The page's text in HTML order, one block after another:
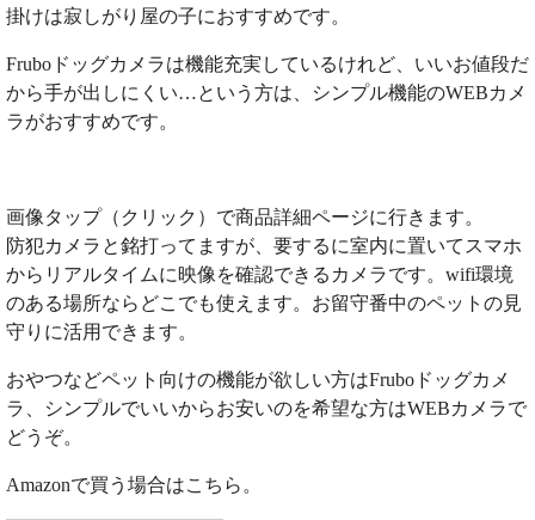
掛けは寂しがり屋の子におすすめです。
Fruboドッグカメラは機能充実しているけれど、いいお値段だ
から手が出しにくい…という方は、シンプル機能のWEBカメ
ラがおすすめです。
画像タップ（クリック）で商品詳細ページに行きます。
防犯カメラと銘打ってますが、要するに室内に置いてスマホ
からリアルタイムに映像を確認できるカメラです。wifi環境
のある場所ならどこでも使えます。お留守番中のペットの見
守りに活用できます。
おやつなどペット向けの機能が欲しい方はFruboドッグカメ
ラ、シンプルでいいからお安いのを希望な方はWEBカメラで
どうぞ。
Amazonで買う場合はこちら。